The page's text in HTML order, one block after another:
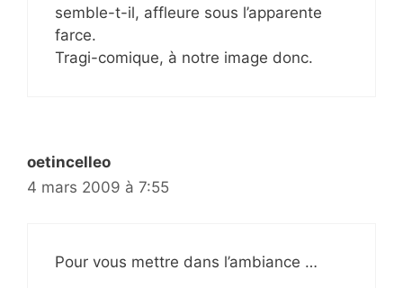
semble-t-il, affleure sous l’apparente
farce.
Tragi-comique, à notre image donc.
oetincelleo
4 mars 2009 à 7:55
Pour vous mettre dans l’ambiance …